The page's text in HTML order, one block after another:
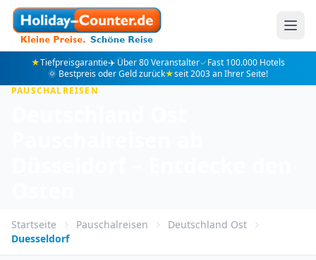
★Tiefpreisgarantie✈️ Über 80 Veranstalter✓Fast 100.000 Hotels
🌞 Bestpreis oder Geld zurück★seit 2003 an Ihrer Seite!
PAUSCHALREISEN
Startseite Pauschalreisen
Deutschland Ost
Duesseldorf